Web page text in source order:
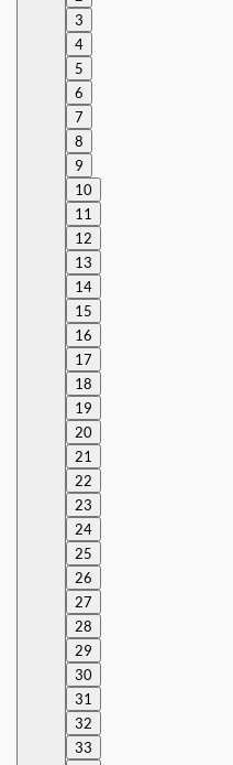
3
4
5
6
7
8
9
10
11
12
13
14
15
16
17
18
19
20
21
22
23
24
25
26
27
28
29
30
31
32
33